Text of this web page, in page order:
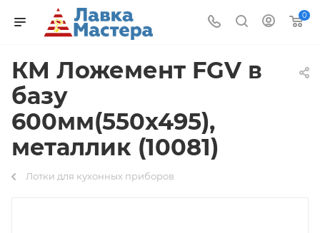
0
КМ Ложемент FGV в
базу
600мм(550х495),
металлик (10081)
Лотки для кухонных приборов